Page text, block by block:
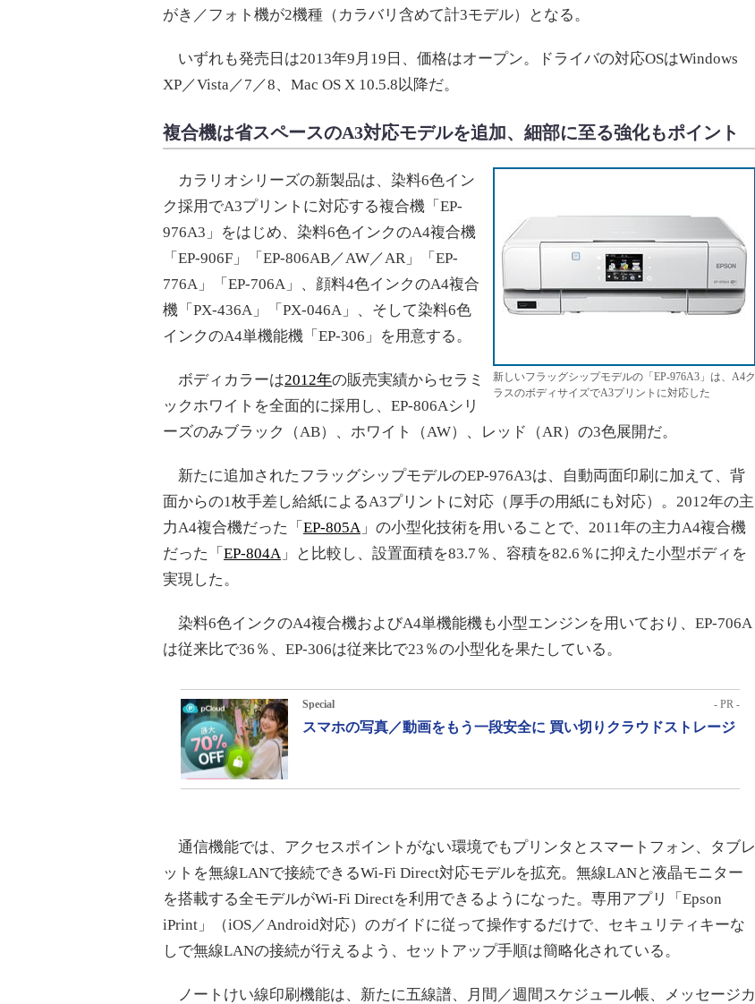
がき／フォト機が2機種（カラバリ含めて計3モデル）となる。
いずれも発売日は2013年9月19日、価格はオープン。ドライバの対応OSはWindows
XP／Vista／7／8、Mac OS X 10.5.8以降だ。
複合機は省スペースのA3対応モデルを追加、細部に至る強化もポイント
新しいフラッグシップモデルの「EP-976A3」は、A4ク
ラスのボディサイズでA3プリントに対応した
カラリオシリーズの新製品は、染料6色イン
ク採用でA3プリントに対応する複合機「EP-
976A3」をはじめ、染料6色インクのA4複合機
「EP-906F」「EP-806AB／AW／AR」「EP-
776A」「EP-706A」、顔料4色インクのA4複合
機「PX-436A」「PX-046A」、そして染料6色
インクのA4単機能機「EP-306」を用意する。
ボディカラーは2012年の販売実績からセラミ
ックホワイトを全面的に採用し、EP-806Aシリ
ーズのみブラック（AB）、ホワイト（AW）、レッド（AR）の3色展開だ。
新たに追加されたフラッグシップモデルのEP-976A3は、自動両面印刷に加えて、背
面からの1枚手差し給紙によるA3プリントに対応（厚手の用紙にも対応）。2012年の主
力A4複合機だった「 EP-805A 」の小型化技術を用いることで、2011年の主力A4複合機
だった「 EP-804A 」と比較し、設置面積を83.7％、容積を82.6％に抑えた小型ボディを
実現した。
染料6色インクのA4複合機およびA4単機能機も小型エンジンを用いており、EP-706A
は従来比で36％、EP-306は従来比で23％の小型化を果たしている。
Special - PR -
スマホの写真／動画をもう一段安全に 買い切りクラウドストレージ
通信機能では、アクセスポイントがない環境でもプリンタとスマートフォン、タブレ
ットを無線LANで接続できるWi-Fi Direct対応モデルを拡充。無線LANと液晶モニター
を搭載する全モデルがWi-Fi Directを利用できるようになった。専用アプリ「Epson
iPrint」（iOS／Android対応）のガイドに従って操作するだけで、セキュリティキーな
しで無線LANの接続が行えるよう、セットアップ手順は簡略化されている。
ノートけい線印刷機能は、新たに五線譜、月間／週間スケジュール帳、メッセージカ